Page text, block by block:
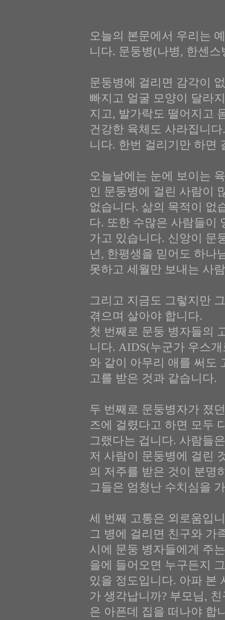
오늘의 본문에서 우리는
니다. 문둥병(나병, 한센
문둥병에 걸리면 감각이
빠지고 얼굴 모양이 달라
지고, 발가락도 떨어지고
건강한 육체도 사라집니
니다. 한번 걸리기만 하면
오늘날에는 눈에 보이는
인 문둥병에 걸린 사람이
없습니다. 삶의 목적이 없
다. 또한 수많은 사람들이
가고 있습니다. 신앙이 문
년, 한평생을 믿어도 하나
못하고 세월만 보내는 사
그리고 지금도 그렇지만
겪으며 살아야 합니다.
첫 번째로 문둥 병자들의
니다. AIDS(누군가 우스
와 같이 아무리 애를 써도
고를 받은 것과 같습니다.
두 번째로 문둥병자가 졌
즈에 걸렸다고 하면 모두
그랬다는 겁니다. 사람들
저 사람이 문둥병에 걸린
의 저주를 받은 것이 분명
그들은 엄청난 수치심을
세 번째 고통은 외로움입
그 병에 걸리면 친구와 가
시에 문둥 병자들에게 주
을에 들어오면 누구든지
있을 정도입니다. 아파 본
가 생각납니까? 부모님,
은 아픈데 집을 떠나야 합